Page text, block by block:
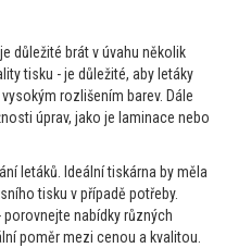
důležité brát v úvahu několik
tisku - je důležité, aby letáky
rozlišením barev. Dále
úprav, jako je laminace nebo
letáků. Ideální tiskárna by měla
tisku v případě potřeby.
nabídky různých
poměr mezi cenou a kvalitou.